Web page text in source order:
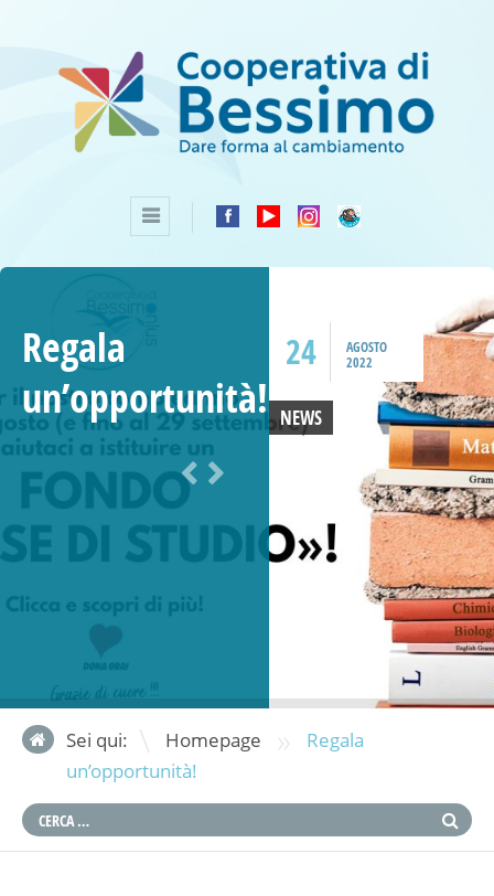
24
AGOSTO
2022
Regala
un’opportunità! NEWS
Sei qui: Homepage »
Regala
un’opportunità!